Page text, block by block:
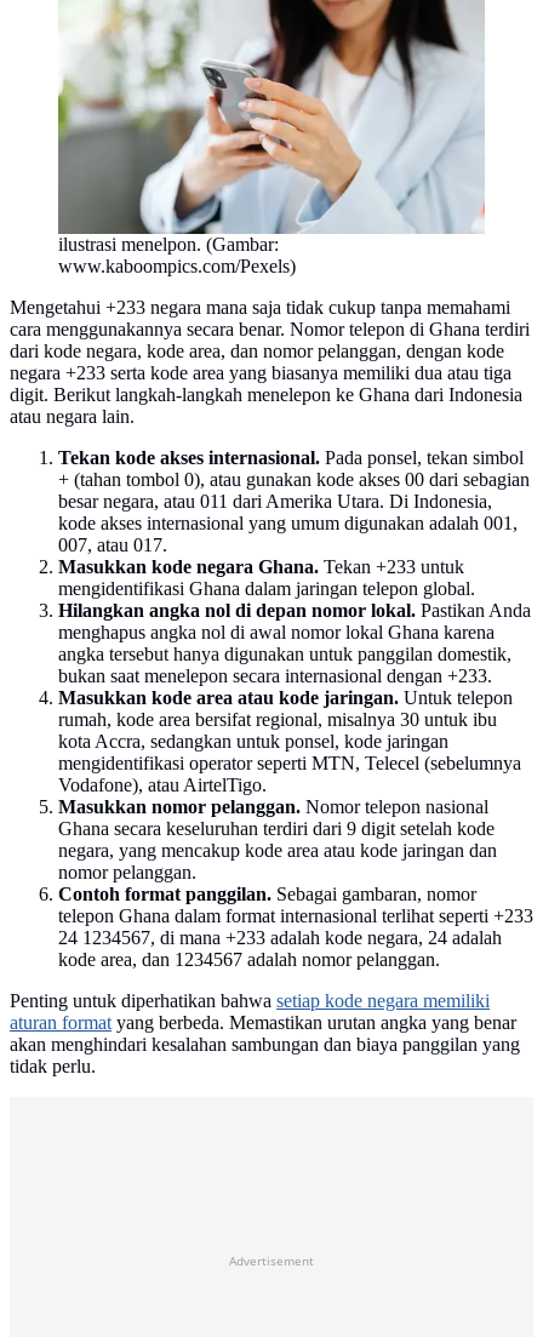
ilustrasi menelpon. (Gambar:
www.kaboompics.com/Pexels)
Mengetahui +233 negara mana saja tidak cukup tanpa memahami
cara menggunakannya secara benar. Nomor telepon di Ghana terdiri
dari kode negara, kode area, dan nomor pelanggan, dengan kode
negara +233 serta kode area yang biasanya memiliki dua atau tiga
digit. Berikut langkah-langkah menelepon ke Ghana dari Indonesia
atau negara lain.
Tekan kode akses internasional. Pada ponsel, tekan simbol
+ (tahan tombol 0), atau gunakan kode akses 00 dari sebagian
besar negara, atau 011 dari Amerika Utara. Di Indonesia,
kode akses internasional yang umum digunakan adalah 001,
007, atau 017.
Masukkan kode negara Ghana. Tekan +233 untuk
mengidentifikasi Ghana dalam jaringan telepon global.
Hilangkan angka nol di depan nomor lokal. Pastikan Anda
menghapus angka nol di awal nomor lokal Ghana karena
angka tersebut hanya digunakan untuk panggilan domestik,
bukan saat menelepon secara internasional dengan +233.
Masukkan kode area atau kode jaringan. Untuk telepon
rumah, kode area bersifat regional, misalnya 30 untuk ibu
kota Accra, sedangkan untuk ponsel, kode jaringan
mengidentifikasi operator seperti MTN, Telecel (sebelumnya
Vodafone), atau AirtelTigo.
Masukkan nomor pelanggan. Nomor telepon nasional
Ghana secara keseluruhan terdiri dari 9 digit setelah kode
negara, yang mencakup kode area atau kode jaringan dan
nomor pelanggan.
Contoh format panggilan. Sebagai gambaran, nomor
telepon Ghana dalam format internasional terlihat seperti +233
24 1234567, di mana +233 adalah kode negara, 24 adalah
kode area, dan 1234567 adalah nomor pelanggan.
Penting untuk diperhatikan bahwa setiap kode negara memiliki
aturan format yang berbeda. Memastikan urutan angka yang benar
akan menghindari kesalahan sambungan dan biaya panggilan yang
tidak perlu.
Advertisement